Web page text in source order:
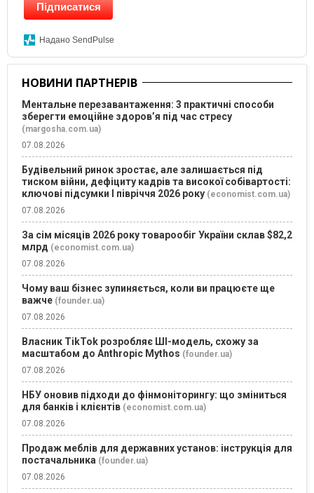
Підписатися
Надано SendPulse
НОВИНИ ПАРТНЕРІВ
Ментальне перезавантаження: 3 практичні способи
зберегти емоційне здоров’я під час стресу
(margosha.com.ua)
07.08.2026
Будівельний ринок зростає, але залишається під
тиском війни, дефіциту кадрів та високої собівартості:
ключові підсумки І півріччя 2026 року (economist.com.ua)
07.08.2026
За сім місяців 2026 року товарообіг України склав $82,2
млрд (economist.com.ua)
07.08.2026
Чому ваш бізнес зупиняється, коли ви працюєте ще
важче (founder.ua)
07.08.2026
Власник TikTok розробляє ШІ-модель, схожу за
масштабом до Anthropic Mythos (founder.ua)
07.08.2026
НБУ оновив підходи до фінмоніторингу: що зміниться
для банків і клієнтів (economist.com.ua)
07.08.2026
Продаж меблів для державних установ: інструкція для
постачальника (founder.ua)
07.08.2026